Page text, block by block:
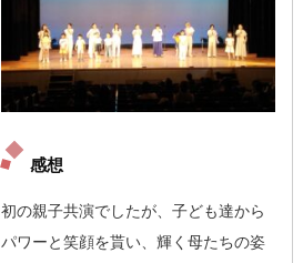
感想
初の親子共演でしたが、子ども達から
パワーと笑顔を貰い、輝く母たちの姿